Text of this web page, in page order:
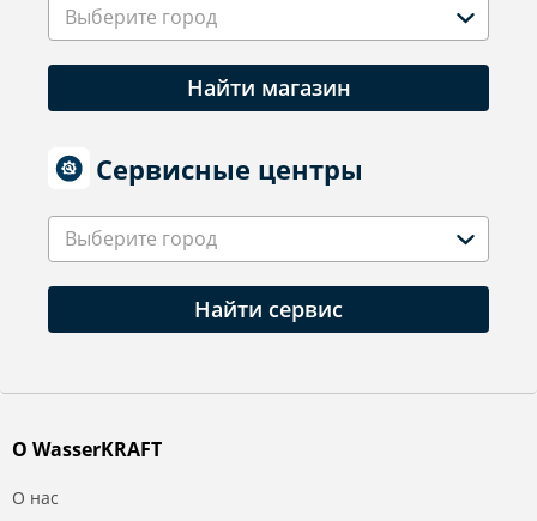
Выберите город
Найти магазин
Сервисные центры
Выберите город
Найти сервис
О WasserKRAFT
О нас